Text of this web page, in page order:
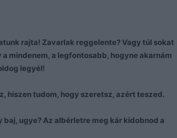
rajta! Zavarlak reggelente? Vagy túl sokat
mindenem, a legfontosabb, hogyne akarnám
legyél!
hiszen tudom, hogy szeretsz, azért teszed.
ugye? Az albérletre meg kár kidobnod a